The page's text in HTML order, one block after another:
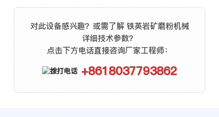
对此设备感兴趣？或需了解 铁英岩矿磨粉机械
详细技术参数？
点击下方电话直接咨询厂家工程师：
+8618037793862